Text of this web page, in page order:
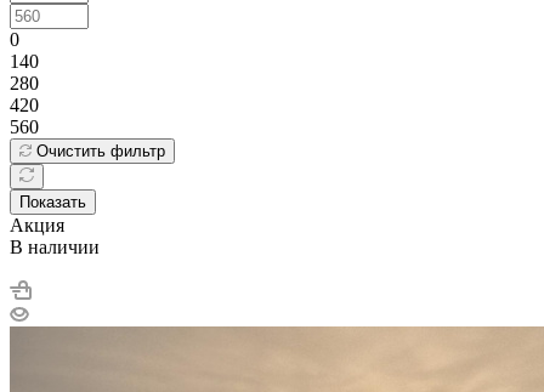
0
140
280
420
560
Очистить фильтр
Показать
В наличии